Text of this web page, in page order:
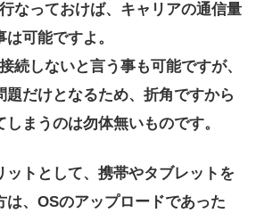
なっておけば、キャリアの通信量
可能ですよ。
続しないと言う事も可能ですが、
題だけとなるため、折角ですから
まうのは勿体無いものです。
ットとして、携帯やタブレットを
は、OSのアップロードであった